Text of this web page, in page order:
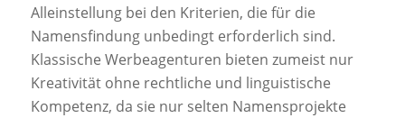
Alleinstellung bei den Kriterien, die für die
Namensfindung unbedingt erforderlich sind.
Klassische Werbeagenturen bieten zumeist nur
Kreativität ohne rechtliche und linguistische
Kompetenz, da sie nur selten Namensprojekte